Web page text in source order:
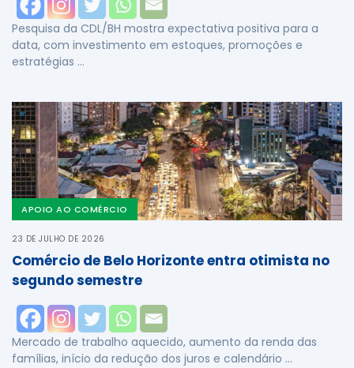
Pesquisa da CDL/BH mostra expectativa positiva para a
data, com investimento em estoques, promoções e
estratégias …
APOIO AO COMÉRCIO
23 DE JULHO DE 2026
Comércio de Belo Horizonte entra otimista no
segundo semestre
Mercado de trabalho aquecido, aumento da renda das
famílias, início da redução dos juros e calendário …